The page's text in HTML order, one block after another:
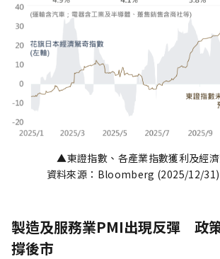
▲東證指數、各產業指數獲利及經
資料來源：Bloomberg (2025/12/31)
製造及服務業PMI出現反彈 政
撐後市